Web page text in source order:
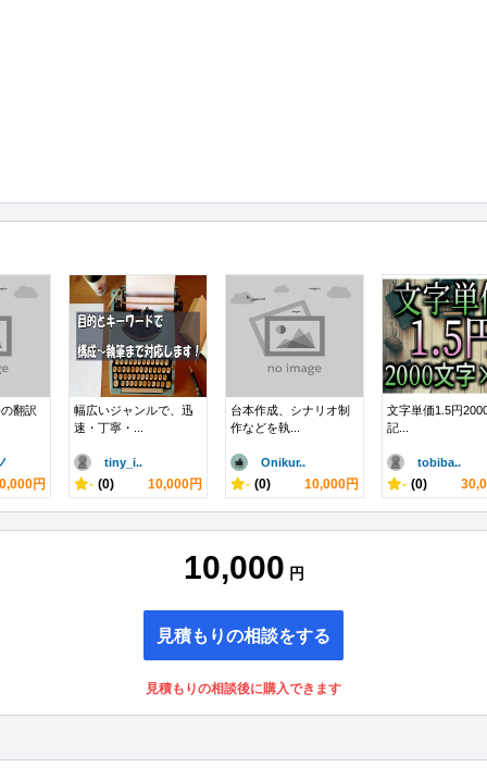
翻訳
円
幅広いジャンルで、迅
速・丁寧・...
tiny_i..
- (0) 10,000円
台本作成、シナリオ制
作などを執...
Onikur..
- (0) 10,000円
文字単価1.5円
記...
tobiba..
- (0)
10,000 円
見積もりの相談をする
見積もりの相談後に購入できます